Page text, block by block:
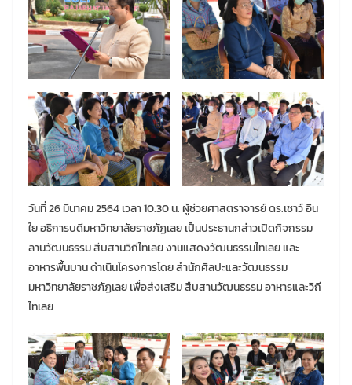
วันที่ 26 มีนาคม 2564 เวลา 10.30 น. ผู้ช่วยศาสตราจารย์ ดร.เชาว์ อิน
ใย อธิการบดีมหาวิทยาลัยราชภัฏเลย เป็นประธานกล่าวเปิดกิจกรรม
ลานวัฒนธรรม สืบสานวิถีไทเลย งานแสดงวัฒนธรรมไทเลย และ
อาหารพื้นบาน ดำเนินโครงการโดย สำนักศิลปะและวัฒนธรรม
มหาวิทยาลัยราชภัฏเลย เพื่อส่งเสริม สืบสานวัฒนธรรม อาหารและวิถี
ไทเลย